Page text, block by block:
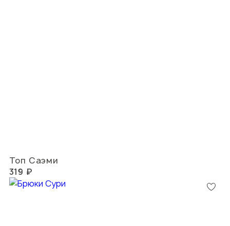
Топ Саэми
319 ₽